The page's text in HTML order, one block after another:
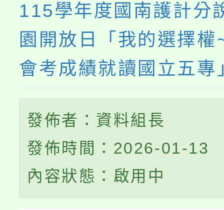
115學年度國南護計分
園開放日「我的選擇權
會考成績就讀國立五專
發佈者：資料組長
發佈時間：2026-01-13
內容狀態：啟用中